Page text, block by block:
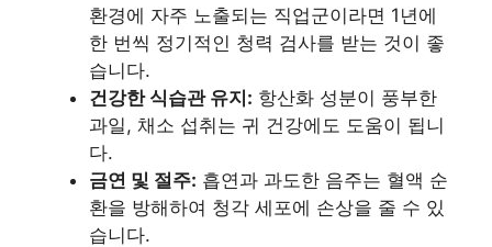
환경에 자주 노출되는 직업군이라면 1년에
한 번씩 정기적인 청력 검사를 받는 것이 좋
습니다.
건강한 식습관 유지: 항산화 성분이 풍부한
과일, 채소 섭취는 귀 건강에도 도움이 됩니
다.
금연 및 절주: 흡연과 과도한 음주는 혈액 순
환을 방해하여 청각 세포에 손상을 줄 수 있
습니다.